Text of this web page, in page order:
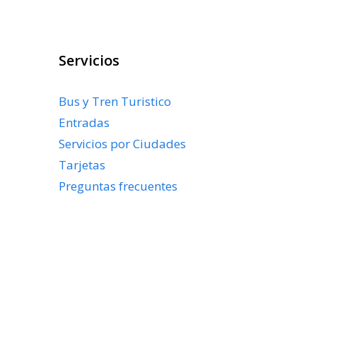
Servicios
Bus y Tren Turistico
Entradas
Servicios por Ciudades
Tarjetas
Preguntas frecuentes